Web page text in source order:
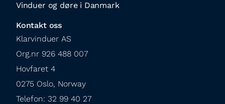
Vinduer og døre i Danmark
Kontakt oss
Klarvinduer AS
Org.nr 926 488 007
Hovfaret 4
0275 Oslo, Norway
Telefon: 32 99 40 27